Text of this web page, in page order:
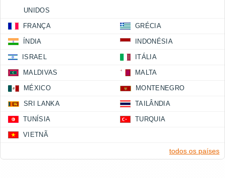
UNIDOS
FRANÇA GRÉCIA
ÍNDIA INDONÉSIA
ISRAEL ITÁLIA
MALDIVAS MALTA
MÉXICO MONTENEGRO
SRI LANKA TAILÂNDIA
TUNÍSIA TURQUIA
VIETNÃ
todos os países